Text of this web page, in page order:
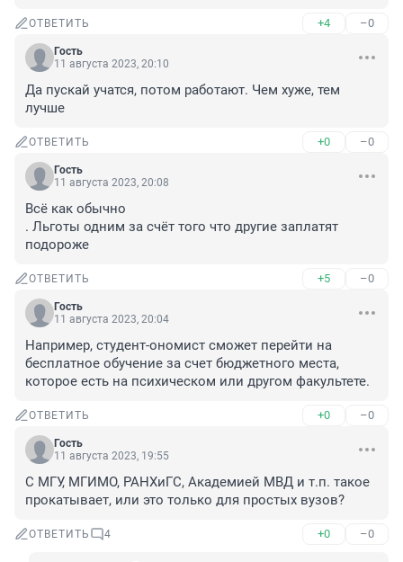
ОТВЕТИТЬ +4 –0
Гость
11 августа 2023, 20:10
Да пускай учатся, потом работают. Чем хуже, тем
лучше
ОТВЕТИТЬ +0 –0
Гость
11 августа 2023, 20:08
Всё как обычно
. Льготы одним за счёт того что другие заплатят
подороже
ОТВЕТИТЬ +5 –0
Гость
11 августа 2023, 20:04
Например, студент-ономист сможет перейти на
бесплатное обучение за счет бюджетного места,
которое есть на психическом или другом факультете.
ОТВЕТИТЬ +0 –0
Гость
11 августа 2023, 19:55
С МГУ, МГИМО, РАНХиГС, Академией МВД и т.п. такое
прокатывает, или это только для простых вузов?
ОТВЕТИТЬ 4 +0 –0